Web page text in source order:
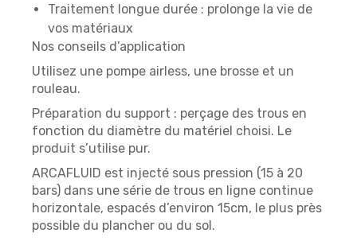
Traitement longue durée : prolonge la vie de
vos matériaux
Nos conseils d’application
Utilisez une pompe airless, une brosse et un
rouleau.
Préparation du support : perçage des trous en
fonction du diamètre du matériel choisi. Le
produit s’utilise pur.
ARCAFLUID est injecté sous pression (15 à 20
bars) dans une série de trous en ligne continue
horizontale, espacés d’environ 15cm, le plus près
possible du plancher ou du sol.